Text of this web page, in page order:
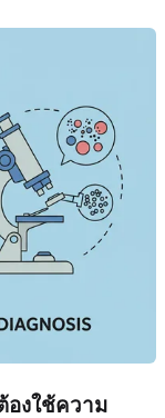
องใช้ความ